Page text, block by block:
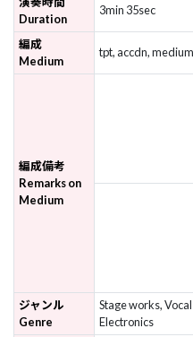
Duration
3min 35sec
編成
Medium
tpt, accdn,
編成備考
Remarks on
Medium
ジャンル
Genre
Stage works,
Electronics